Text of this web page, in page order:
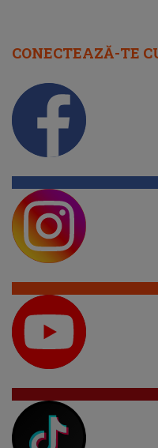
CONECTEAZĂ-TE